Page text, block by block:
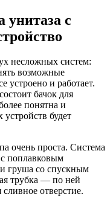
унитаза с
несложных систем:
возможные
устроено и работает.
бачок для
понятна и
устройств будет
очень проста. Система
поплавковым
груша со спускным
трубка — по ней
отверстие.